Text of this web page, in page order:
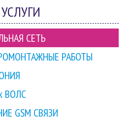
СЕТЬ
РАБОТЫ
ВОЛС
GSM СВЯЗИ